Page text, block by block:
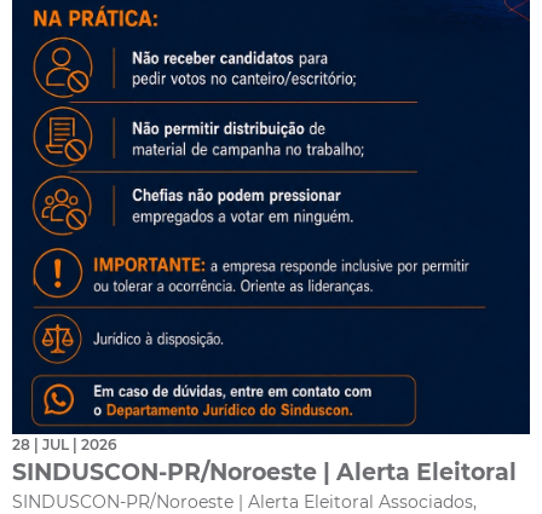
28 | JUL | 2026
SINDUSCON-PR/Noroeste | Alerta Eleitoral
SINDUSCON-PR/Noroeste | Alerta Eleitoral Associados,